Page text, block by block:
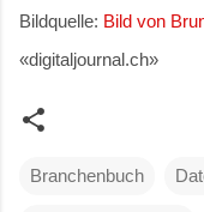
Bildquelle: Bild von
«digitaljournal.ch»
Branchenbuch